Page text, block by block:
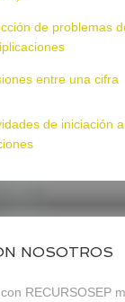
de problemas
entre una cifra
de iniciación
NOSOTROS
RECURSOSEP